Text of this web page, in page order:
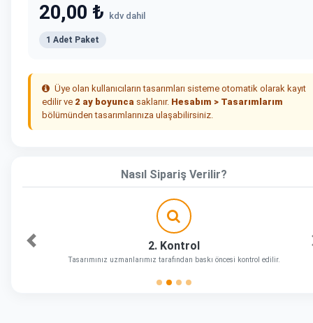
20,00 ₺ kdv dahil
1 Adet Paket
Üye olan kullanıcıların tasarımları sisteme otomatik olarak kayıt
edilir ve 2 ay boyunca saklanır. Hesabım > Tasarımlarım
bölümünden tasarımlarınıza ulaşabilirsiniz.
Nasıl Sipariş Verilir?
2. Kontrol
Tasarımınız uzmanlarımız tarafından baskı öncesi kontrol edilir.
Önceki